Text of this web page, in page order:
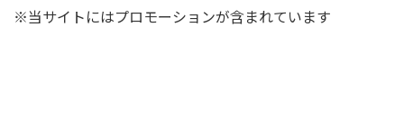
※当サイトにはプロモーションが含まれています